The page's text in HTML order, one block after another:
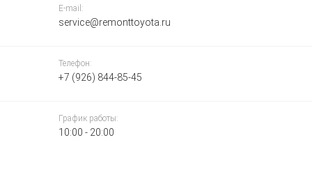
E-mail:
service@remonttoyota.ru
Телефон:
+7 (926) 844-85-45
График работы:
10:00 - 20:00